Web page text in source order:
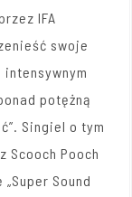
IFA
swoje
potężną
Singiel o tym
Scooch Pooch
Sound